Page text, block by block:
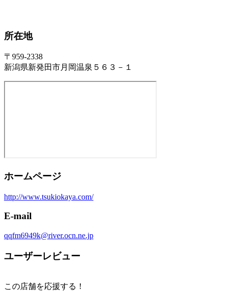
所在地
〒959-2338
新潟県新発田市月岡温泉５６３－１
ホームページ
http://www.tsukiokaya.com/
E-mail
qqfm6949k@river.ocn.ne.jp
ユーザーレビュー
この店舗を応援する！